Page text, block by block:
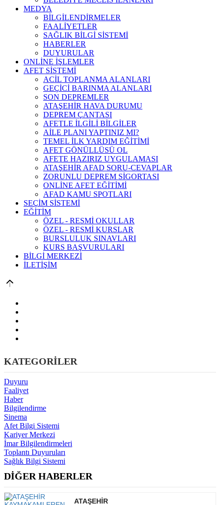
MEDYA
BİLGİLENDİRMELER
FAALİYETLER
SAĞLIK BİLGİ SİSTEMİ
HABERLER
DUYURULAR
ONLİNE İŞLEMLER
AFET SİSTEMİ
ACİL TOPLANMA ALANLARI
GEÇİCİ BARINMA ALANLARI
SON DEPREMLER
ATAŞEHİR HAVA DURUMU
DEPREM ÇANTASI
AFETLE İLGİLİ BİLGİLER
AİLE PLANI YAPTINIZ MI?
TEMEL İLK YARDIM EĞİTİMİ
AFET GÖNÜLLÜSÜ OL
AFETE HAZIRIZ UYGULAMASI
ATAŞEHİR AFAD SORU-CEVAPLAR
ZORUNLU DEPREM SİGORTASI
ONLİNE AFET EĞİTİMİ
AFAD KAMU SPOTLARI
SEÇİM SİSTEMİ
EĞİTİM
ÖZEL - RESMİ OKULLAR
ÖZEL - RESMİ KURSLAR
BURSLULUK SINAVLARI
KURS BAŞVURULARI
BİLGİ MERKEZİ
İLETİŞİM
KATEGORİLER
Duyuru
Faaliyet
Haber
Bilgilendirme
Sinema
Afet Bilgi Sistemi
Kariyer Merkezi
İmar Bilgilendirmeleri
Toplantı Duyuruları
Sağlık Bilgi Sistemi
DİĞER HABERLER
ATAŞEHİR